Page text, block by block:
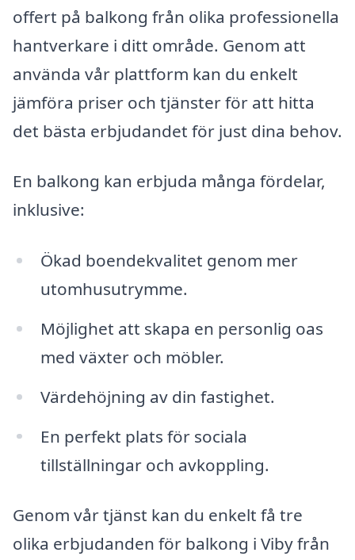
offert på balkong från olika professionella
hantverkare i ditt område. Genom att
använda vår plattform kan du enkelt
jämföra priser och tjänster för att hitta
det bästa erbjudandet för just dina behov.
En balkong kan erbjuda många fördelar,
inklusive:
Ökad boendekvalitet genom mer
utomhusutrymme.
Möjlighet att skapa en personlig oas
med växter och möbler.
Värdehöjning av din fastighet.
En perfekt plats för sociala
tillställningar och avkoppling.
Genom vår tjänst kan du enkelt få tre
olika erbjudanden för balkong i Viby från